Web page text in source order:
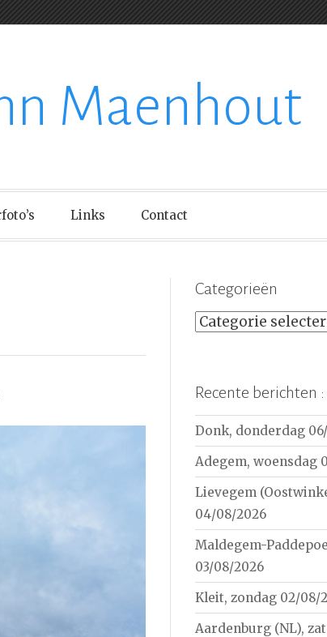
Maenhout
Links Contact
Categorieën
Categorieën
Recente berichten :
Donk, donderdag
Adegem, woensdag
Lievegem
04/08/2026
Maldegem-
03/08/2026
Kleit, zondag 02/08/
Aardenburg (NL),